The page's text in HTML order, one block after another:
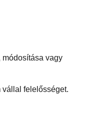
módosítása vagy
felelősséget.